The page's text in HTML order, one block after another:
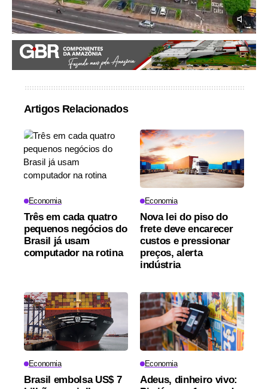
Artigos Relacionados
Economia
Três em cada quatro
pequenos negócios do
Brasil já usam
computador na rotina
Economia
Nova lei do piso do
frete deve encarecer
custos e pressionar
preços, alerta
indústria
Economia
Brasil embolsa US$ 7
Economia
Adeus, dinheiro vivo: